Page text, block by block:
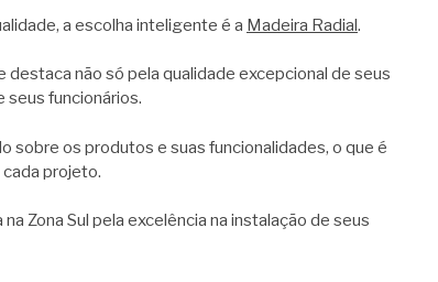
a escolha inteligente é a Madeira Radial.
destaca não só pela qualidade excepcional de seus
funcionários.
sobre os produtos e suas funcionalidades, o que é
projeto.
Zona Sul pela excelência na instalação de seus